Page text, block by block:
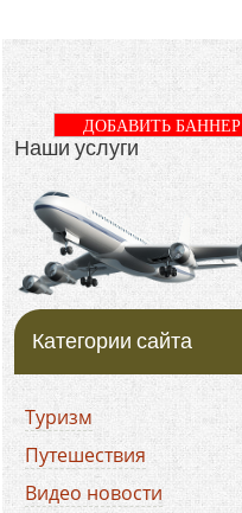
Наши услуги
ДОБАВИТЬ БАННЕР
Категории сайта
Туризм
Путешествия
Видео новости